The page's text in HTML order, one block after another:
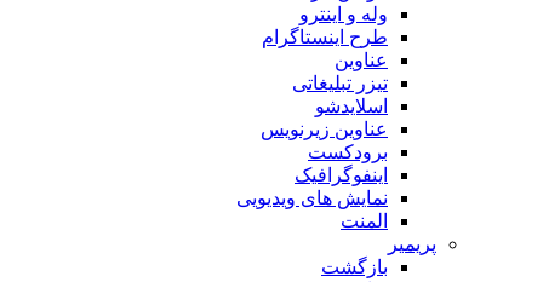
وله و اینترو
طرح اینستاگرام
عناوین
تیزر تبلیغاتی
اسلایدشو
عناوین زیرنویس
برودکست
اینفوگرافیک
نمایش های ویدیویی
المنت
پریمیر
بازگشت